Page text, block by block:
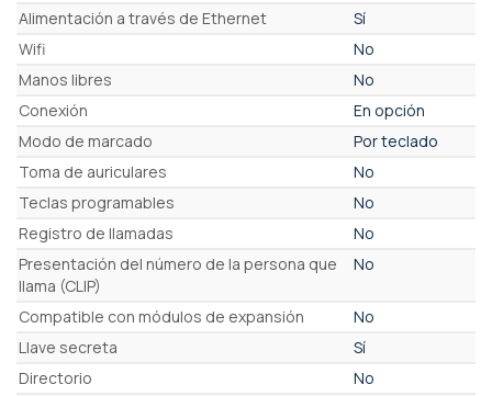
Alimentación a través de Ethernet
Sí
Wifi
No
Manos libres
No
Conexión
En opción
Modo de marcado
Por teclado
Toma de auriculares
No
Teclas programables
No
Registro de llamadas
No
Presentación del número de la persona que
llama (CLIP)
No
Compatible con módulos de expansión
No
Llave secreta
Sí
Directorio
No